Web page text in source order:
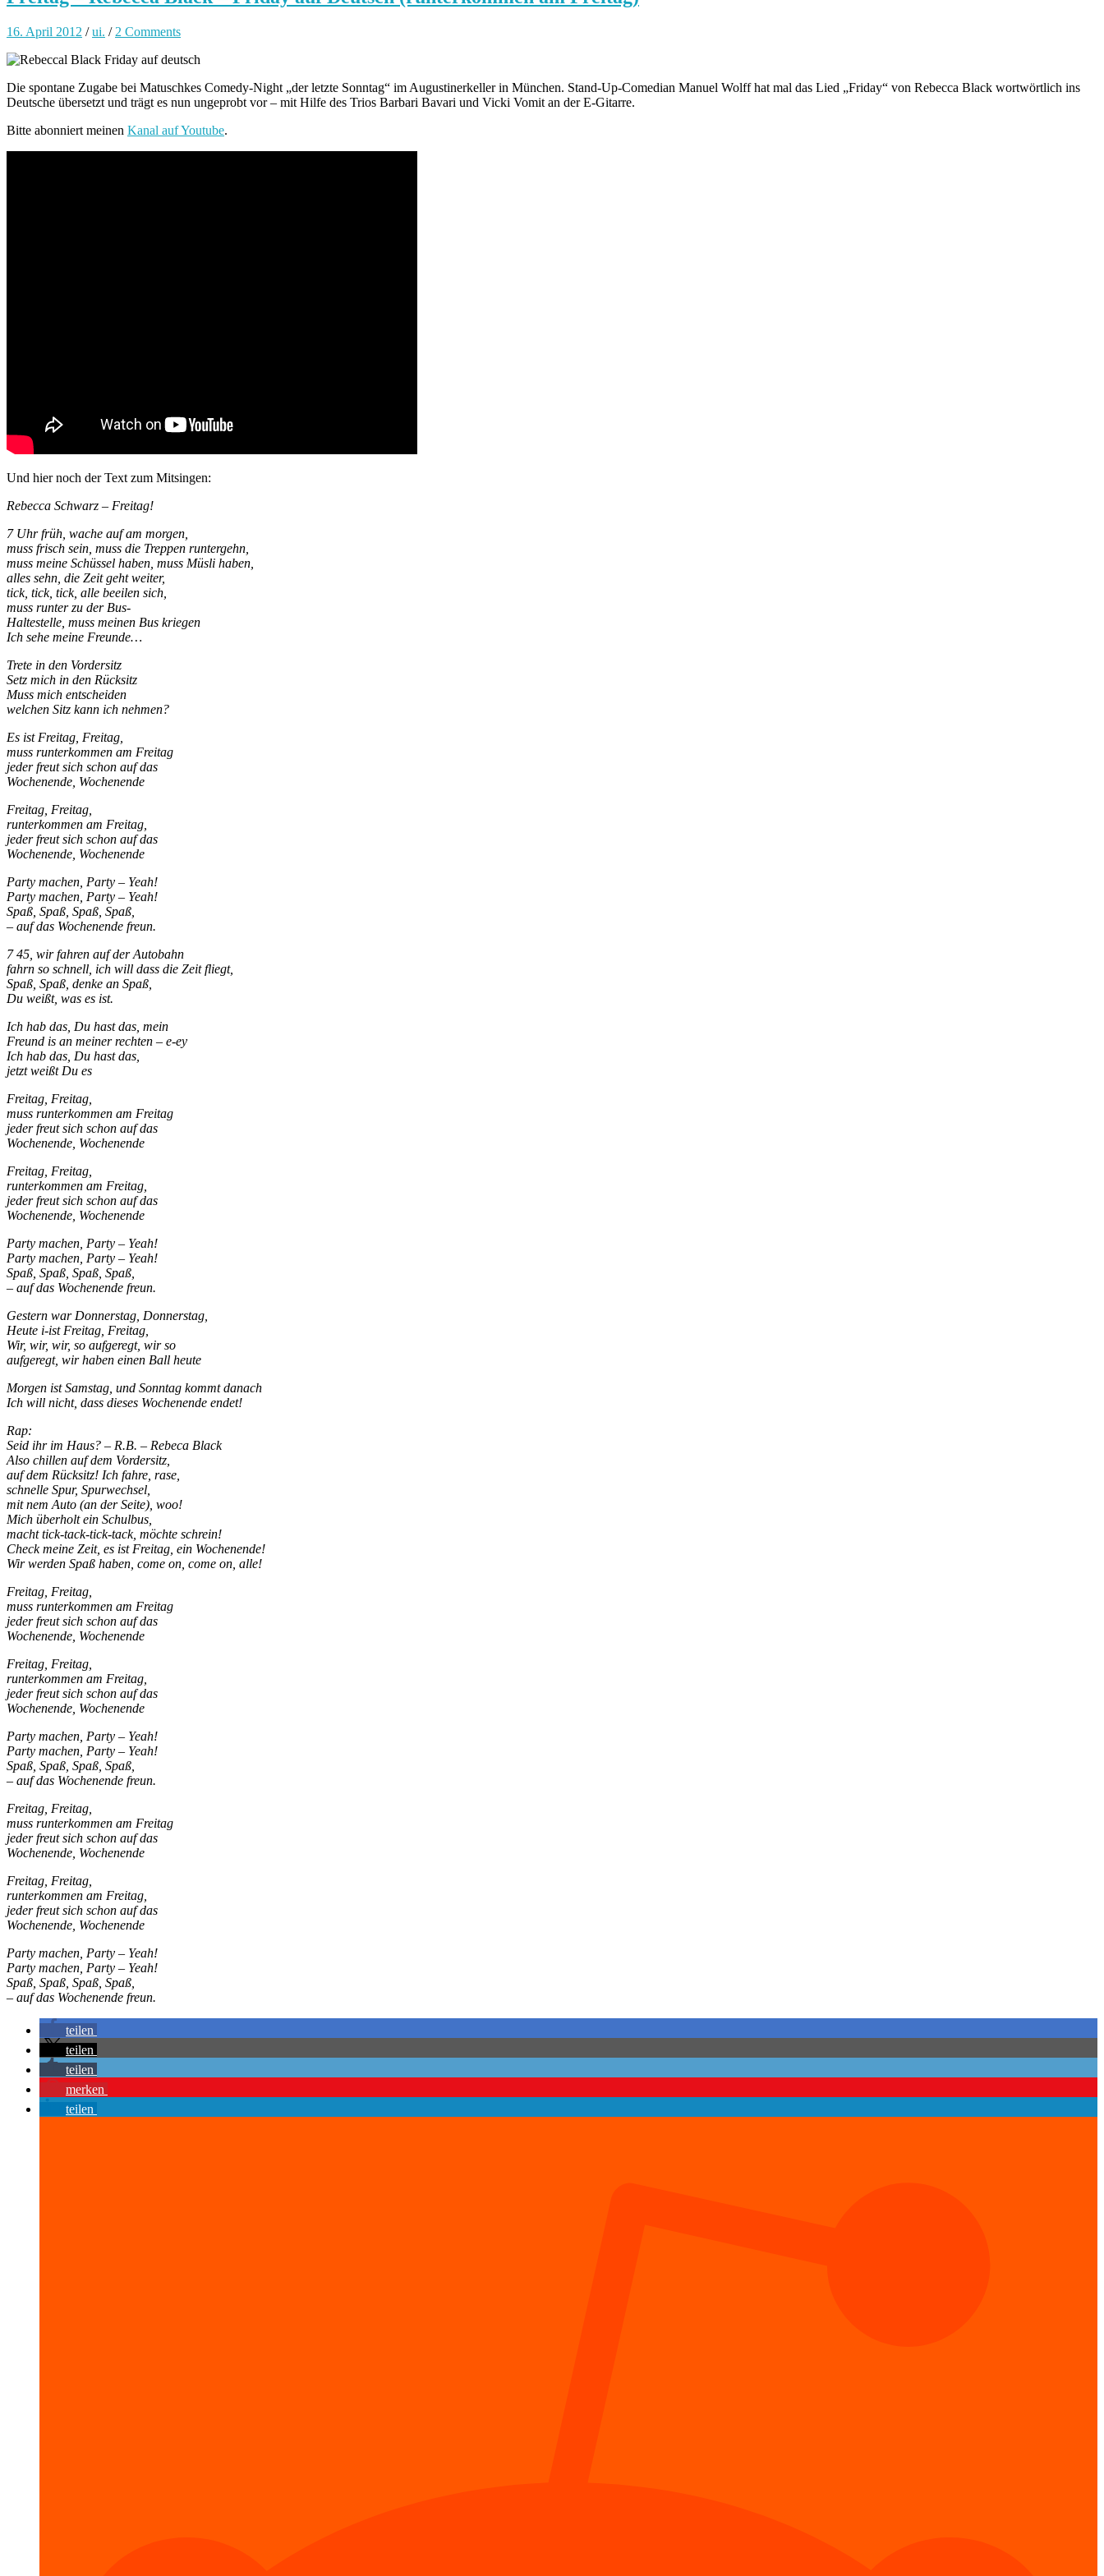
16. April 2012 /ui. / 2 Comments
Die spontane Zugabe bei Matuschkes Comedy-Night „der letzte Sonntag“ im Augustinerkeller in München. Stand-Up-Comedian Manuel Wolff hat mal das Lied „Friday“ von Rebecca Black wortwörtlich ins
Deutsche übersetzt und trägt es nun ungeprobt vor – mit Hilfe des Trios Barbari Bavari und Vicki Vomit an der E-Gitarre.
Bitte abonniert meinen Kanal auf Youtube.
Und hier noch der Text zum Mitsingen:
Rebecca Schwarz – Freitag!
7 Uhr früh, wache auf am morgen,
muss frisch sein, muss die Treppen runtergehn,
muss meine Schüssel haben, muss Müsli haben,
alles sehn, die Zeit geht weiter,
tick, tick, tick, alle beeilen sich,
muss runter zu der Bus-
Haltestelle, muss meinen Bus kriegen
Ich sehe meine Freunde…
Trete in den Vordersitz
Setz mich in den Rücksitz
Muss mich entscheiden
welchen Sitz kann ich nehmen?
Es ist Freitag, Freitag,
muss runterkommen am Freitag
jeder freut sich schon auf das
Wochenende, Wochenende
Freitag, Freitag,
runterkommen am Freitag,
jeder freut sich schon auf das
Wochenende, Wochenende
Party machen, Party – Yeah!
Party machen, Party – Yeah!
Spaß, Spaß, Spaß, Spaß,
– auf das Wochenende freun.
7 45, wir fahren auf der Autobahn
fahrn so schnell, ich will dass die Zeit fliegt,
Spaß, Spaß, denke an Spaß,
Du weißt, was es ist.
Ich hab das, Du hast das, mein
Freund is an meiner rechten – e-ey
Ich hab das, Du hast das,
jetzt weißt Du es
Freitag, Freitag,
muss runterkommen am Freitag
jeder freut sich schon auf das
Wochenende, Wochenende
Freitag, Freitag,
runterkommen am Freitag,
jeder freut sich schon auf das
Wochenende, Wochenende
Party machen, Party – Yeah!
Party machen, Party – Yeah!
Spaß, Spaß, Spaß, Spaß,
– auf das Wochenende freun.
Gestern war Donnerstag, Donnerstag,
Heute i-ist Freitag, Freitag,
Wir, wir, wir, so aufgeregt, wir so
aufgeregt, wir haben einen Ball heute
Morgen ist Samstag, und Sonntag kommt danach
Ich will nicht, dass dieses Wochenende endet!
Rap:
Seid ihr im Haus? – R.B. – Rebeca Black
Also chillen auf dem Vordersitz,
auf dem Rücksitz! Ich fahre, rase,
schnelle Spur, Spurwechsel,
mit nem Auto (an der Seite), woo!
Mich überholt ein Schulbus,
macht tick-tack-tick-tack, möchte schrein!
Check meine Zeit, es ist Freitag, ein Wochenende!
Wir werden Spaß haben, come on, come on, alle!
Freitag, Freitag,
muss runterkommen am Freitag
jeder freut sich schon auf das
Wochenende, Wochenende
Freitag, Freitag,
runterkommen am Freitag,
jeder freut sich schon auf das
Wochenende, Wochenende
Party machen, Party – Yeah!
Party machen, Party – Yeah!
Spaß, Spaß, Spaß, Spaß,
– auf das Wochenende freun.
Freitag, Freitag,
muss runterkommen am Freitag
jeder freut sich schon auf das
Wochenende, Wochenende
Freitag, Freitag,
runterkommen am Freitag,
jeder freut sich schon auf das
Wochenende, Wochenende
Party machen, Party – Yeah!
Party machen, Party – Yeah!
Spaß, Spaß, Spaß, Spaß,
– auf das Wochenende freun.
teilen
teilen
teilen
merken
teilen